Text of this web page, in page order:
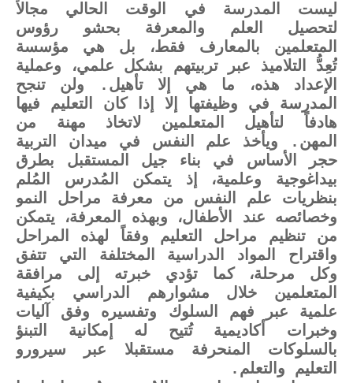
ليست المدرسة في الوقت الحالي مجالاً
لتحصيل العلم والمعرفة بحشو رؤوس
المتعلمين بالمعارف فقط، بل هي مؤسسة
تُعِدُّ التلاميذ عبر تربيتهم بشكل علمي، وعملية
الإعداد هذه، ما هي إلا تأهيل. ولن تنجح
المدرسة في وظيفتها إلا إذا كان التعليم فيها
هادفاً لتأهيل المتعلمين لاتخاذ مهنة من
المهن. ويأخذ علم النفس في ميدان التربية
حجر الأساس في بناء جيل المستقبل بطرق
بيداغوجية وعلمية، إذ يتمكن المُدرس المُلم
بنظريات علم النفس من معرفة مراحل النمو
وخصائصه عند الأطفال، وبهذه المعرفة، يتمكن
من تنظيم مراحل التعليم وفقاً لهذه المراحل
واقتراح المواد الدراسية المختلفة التي تتفق
وكل مرحلة، كما تؤدي خبرته إلى مرافقة
المتعلمين خلال مشوارهم الدراسي بكيفية
علمية عبر فهم السلوك وتفسيره وفق آليات
وخبرات أكاديمية تُتيح له إمكانية التبنؤ
بالسلوكات المنحرفة مستقبلا عبر سيرورو
التعليم والتعلم.